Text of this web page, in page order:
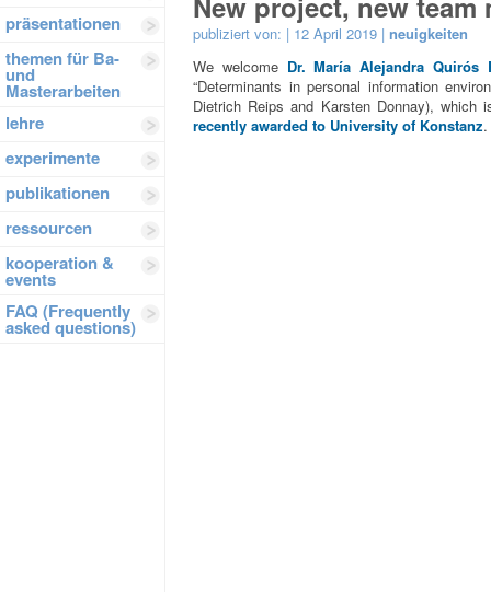
präsentationen
themen für Ba-
und
Masterarbeiten
lehre
experimente
publikationen
ressourcen
kooperation &
events
FAQ (Frequently
asked questions)
publiziert von: | 12 April 2019 | neuigkeiten
We welcome Dr. María Alejandra Quirós
“Determinants in personal information
Dietrich Reips and Karsten Donnay), which
recently awarded to University of Konstanz.